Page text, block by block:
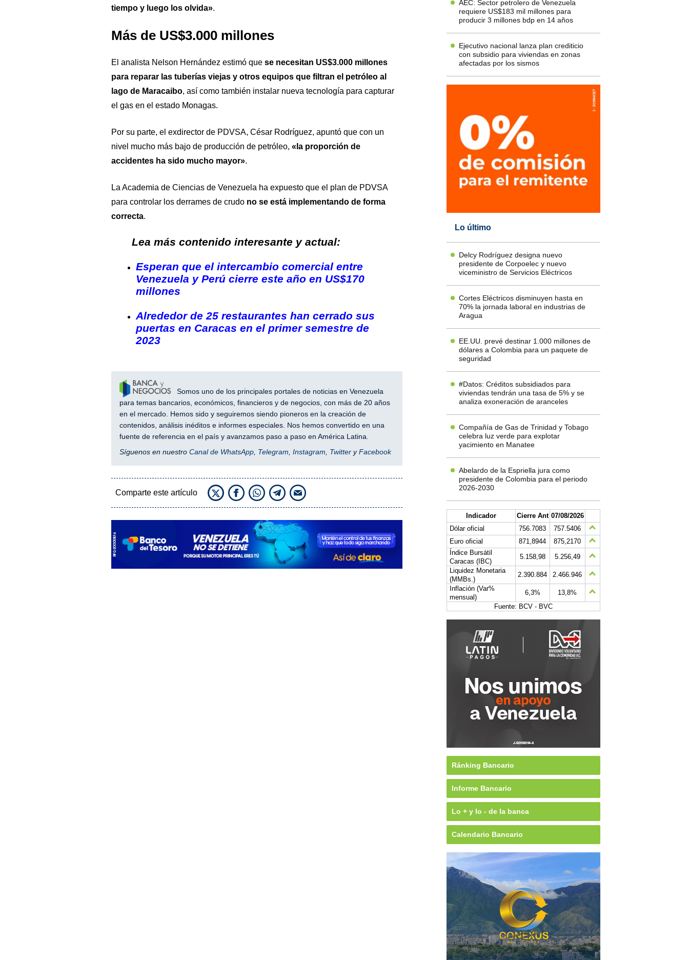
tiempo y luego los olvida».
Más de US$3.000 millones
El analista Nelson Hernández estimó que se necesitan US$3.000 millones
para reparar las tuberías viejas y otros equipos que filtran el petróleo al
lago de Maracaibo, así como también instalar nueva tecnología para capturar
el gas en el estado Monagas.
Por su parte, el exdirector de PDVSA, César Rodríguez, apuntó que con un
nivel mucho más bajo de producción de petróleo, «la proporción de
accidentes ha sido mucho mayor».
La Academia de Ciencias de Venezuela ha expuesto que el plan de PDVSA
para controlar los derrames de crudo no se está implementando de forma
correcta.
Lea más contenido interesante y actual:
Esperan que el intercambio comercial entre
Venezuela y Perú cierre este año en US$170
millones
Alrededor de 25 restaurantes han cerrado sus
puertas en Caracas en el primer semestre de
2023
Somos uno de los principales portales de noticias en Venezuela
para temas bancarios, económicos, financieros y de negocios, con más de 20 años
en el mercado. Hemos sido y seguiremos siendo pioneros en la creación de
contenidos, análisis inéditos e informes especiales. Nos hemos convertido en una
fuente de referencia en el país y avanzamos paso a paso en América Latina.
Síguenos en nuestro Canal de WhatsApp, Telegram, Instagram, TwitteryFacebook
Comparte este artículo
AEC: Sector petrolero de Venezuela
requiere US$183 mil millones para
producir 3 millones bdp en 14 años
Ejecutivo nacional lanza plan crediticio
con subsidio para viviendas en zonas
afectadas por los sismos
Lo último
Delcy Rodríguez designa nuevo
presidente de Corpoelec y nuevo
viceministro de Servicios Eléctricos
Cortes Eléctricos disminuyen hasta en
70% la jornada laboral en industrias de
Aragua
EE.UU. prevé destinar 1.000 millones de
dólares a Colombia para un paquete de
seguridad
#Datos: Créditos subsidiados para
viviendas tendrán una tasa de 5% y se
analiza exoneración de aranceles
Compañía de Gas de Trinidad y Tobago
celebra luz verde para explotar
yacimiento en Manatee
Abelardo de la Espriella jura como
presidente de Colombia para el periodo
2026-2030
Indicador Cierre Ant 07/08/2026
Dólar oficial
756.7083
757.5406
Euro oficial
871,8944
875,2170
Índice Bursátil
Caracas (IBC)
5.158,98
5.256,49
Liquidez Monetaria
(MMBs.)
2.390.884
2.466.946
Inflación (Var%
mensual)
6,3%
13,8%
Fuente: BCV - BVC
Ránking Bancario
Informe Bancario
Lo + y lo - de la banca
Calendario Bancario